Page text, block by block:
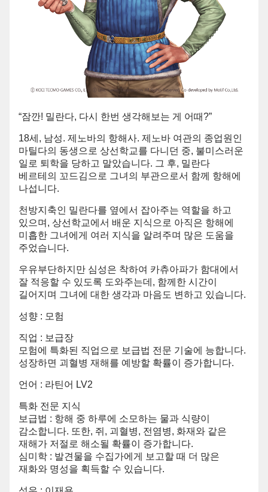
“잠깐! 밀란다, 다시 한번 생각해보는 게 어때?”
18세, 남성. 제노바의 항해사. 제노바 여관의 종업원인
마틸다의 동생으로 상선학교를 다니던 중, 불미스러운
일로 퇴학을 당하고 말았습니다. 그 후, 밀란다
베르테의 꼬드김으로 그녀의 부관으로서 함께 항해에
나섭니다.
천방지축인 밀란다를 옆에서 잡아주는 역할을 하고
있으며, 상선학교에서 배운 지식으로 아직은 항해에
미흡한 그녀에게 여러 지식을 알려주며 많은 도움을
주었습니다.
우유부단하지만 심성은 착하여 카츄아파가 함대에서
잘 적응할 수 있도록 도와주는데, 함께한 시간이
길어지며 그녀에 대한 생각과 마음도 변하고 있습니다.
성향 : 모험
직업 : 보급장
모험에 특화된 직업으로 보급법 전문 기술에 능합니다.
성장하면 괴혈병 재해를 예방할 확률이 증가합니다.
언어 : 라틴어 LV2
특화 전문 지식
보급법 : 항해 중 하루에 소모하는 물과 식량이
감소합니다. 또한, 쥐, 괴혈병, 전염병, 화재와 같은
재해가 저절로 해소될 확률이 증가합니다.
심미학 : 발견물을 수집가에게 보고할 때 더 많은
재화와 명성을 획득할 수 있습니다.